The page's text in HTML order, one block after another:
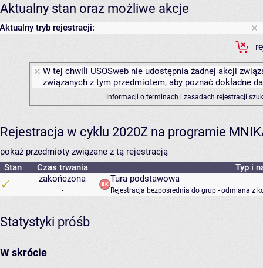
Aktualny stan oraz możliwe akcje
Aktualny tryb rejestracji:
W tej chwili USOSweb nie udostępnia żadnej akcji
związanych z tym przedmiotem, aby poznać dokładne
Informacji o terminach i zasadach rejestracji
Rejestracja w cyklu 2020Z na programie
pokaż przedmioty związane z tą rejestracją
Stan
Czas trwania
Typ i
zakończona
-
Tura podstawowa
Rejestracja bezpośrednia do grup - odmiana z
Statystyki próśb
W skrócie